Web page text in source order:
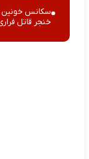
سکانس خونین
خنجر قاتل